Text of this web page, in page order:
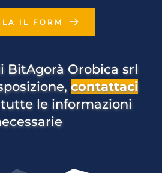
IL FORM
BitAgorà Orobica srl
contattaci
le informazioni